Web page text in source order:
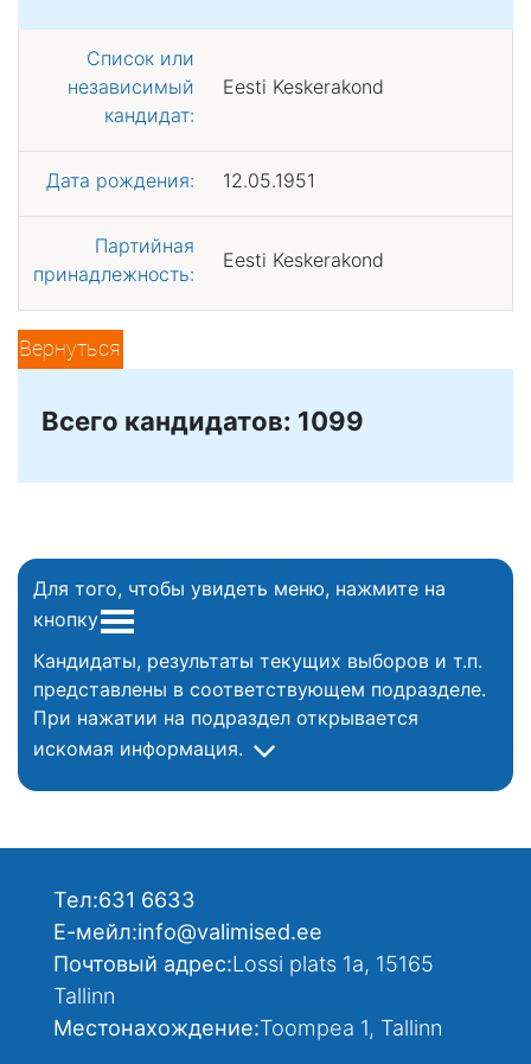
Список или
независимый
кандидат:
Eesti Keskerakond
Дата рождения: 12.05.1951
Партийная
принадлежность:
Eesti Keskerakond
Вернуться
Всего кандидатов: 1099
Для того, чтобы увидеть меню, нажмите на
кнопку
Кандидаты, результаты текущих выборов и т.п.
представлены в соответствующем подразделе.
При нажатии на подраздел открывается
искомая информация.
Тел:631 6633
Е-мейл:info@valimised.ee
Почтовый адрес:Lossi plats 1a, 15165
Tallinn
Местонахождение:Toompea 1, Tallinn